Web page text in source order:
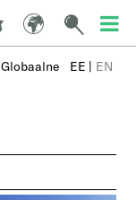
Globaalne EE | EN